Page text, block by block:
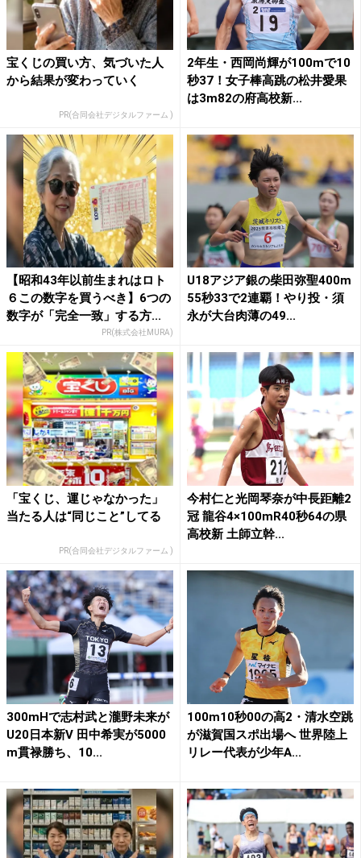
宝くじの買い方、気づいた人
から結果が変わっていく
PR(合同会社デジタルファーム )
2年生・西岡尚輝が100mで10
秒37！女子棒高跳の松井愛果
は3m82の府高校新...
【昭和43年以前生まれはロト
６この数字を買うべき】6つの
数字が「完全一致」する方...
PR(株式会社MURA)
U18アジア銀の柴田弥聖400m
55秒33で2連覇！やり投・須
永が大台肉薄の49...
「宝くじ、運じゃなかった」
当たる人は“同じこと”してる
PR(合同会社デジタルファーム )
今村仁と光岡琴奈が中長距離2
冠 龍谷4×100mR40秒64の県
高校新 土師立幹...
300mHで志村武と瀧野未来が
U20日本新V 田中希実が5000
m貫禄勝ち、10...
100m10秒00の高2・清水空跳
が滋賀国スポ出場へ 世界陸上
リレー代表が少年A...